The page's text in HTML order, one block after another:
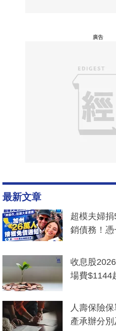
廣告
最新文章
超模夫婦
銷債務！
一度被誤
收息股
場費$1144
人壽保險
產承辦分